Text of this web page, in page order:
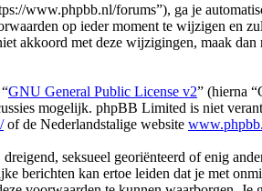
www.phpbb.nl/forums”), ga je
op ieder moment te wijzigen en
akkoord met deze wijzigingen, maak
GNU General Public License v2” (hierna
mogelijk. phpBB Limited is niet
of de Nederlandstalige website
seksueel georiënteerd of enig
berichten kan ertoe leiden dat je met